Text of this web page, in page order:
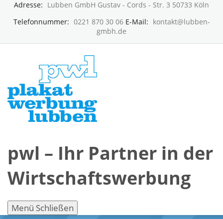
Adresse: Lubben GmbH Gustav - Cords - Str. 3 50733 Köln
Telefonnummer: 0221 870 30 06E-Mail: kontakt@lubben-
gmbh.de
pwl – Ihr Partner in der
Wirtschaftswerbung
Menü Schließen